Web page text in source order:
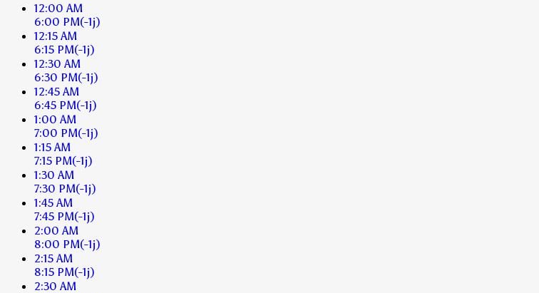
12:00 AM
6:00 PM(-1j)
12:15 AM
6:15 PM(-1j)
12:30 AM
6:30 PM(-1j)
12:45 AM
6:45 PM(-1j)
1:00 AM
7:00 PM(-1j)
1:15 AM
7:15 PM(-1j)
1:30 AM
7:30 PM(-1j)
1:45 AM
7:45 PM(-1j)
2:00 AM
8:00 PM(-1j)
2:15 AM
8:15 PM(-1j)
2:30 AM